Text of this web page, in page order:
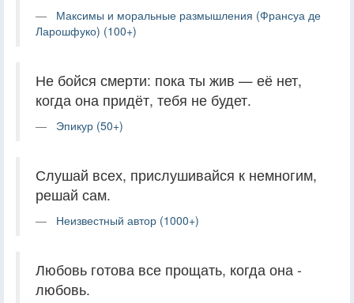
Максимы и моральные размышления (Франсуа де
Ларошфуко) (100+)
Не бойся смерти: пока ты жив — её нет,
когда она придёт, тебя не будет.
Эпикур (50+)
Слушай всех, прислушивайся к немногим,
решай сам.
Неизвестный автор (1000+)
Любовь готова все прощать, когда она -
любовь.